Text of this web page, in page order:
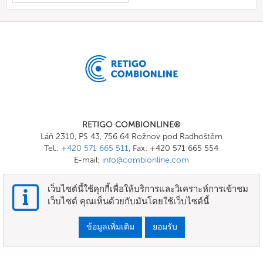
RETIGO COMBIONLINE®
Láň 2310, PS 43, 756 64 Rožnov pod Radhoštěm
Tel.: +420 571 665 511, Fax: +420 571 665 554
E-mail: info@combionline.com
OnlineMenu
ข้อกำหนดและเงื่อนไข
เว็บไซต์นี้ใช้คุกกี้เพื่อให้บริการและวิเคราะห์การเข้าชม
เว็บไซต์ คุณเห็นด้วยกับมันโดยใช้เว็บไซต์นี้
ข้อมูลเพิ่มเติม ยอมรับ